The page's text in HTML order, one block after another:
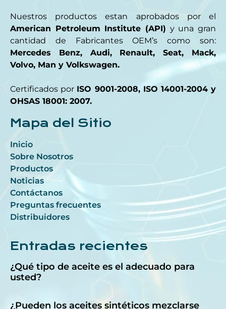
Nuestros productos estan aprobados por el
American Petroleum Institute (API) y una gran
cantidad de Fabricantes OEM’s como son:
Mercedes Benz, Audi, Renault, Seat, Mack,
Volvo, Man y Volkswagen.
Certificados por ISO 9001-2008, ISO 14001-2004 y
OHSAS 18001: 2007.
Mapa del Sitio
Inicio
Sobre Nosotros
Productos
Noticias
Contáctanos
Preguntas frecuentes
Distribuidores
Entradas recientes
¿Qué tipo de aceite es el adecuado para
usted?
¿Pueden los aceites sintéticos mezclarse